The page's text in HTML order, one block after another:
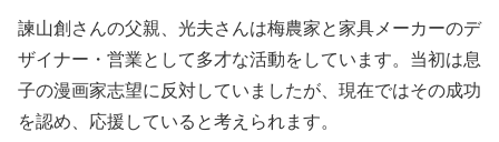
諫山創さんの父親、光夫さんは梅農家と家具メーカーのデ
ザイナー・営業として多才な活動をしています。当初は息
子の漫画家志望に反対していましたが、現在ではその成功
を認め、応援していると考えられます。